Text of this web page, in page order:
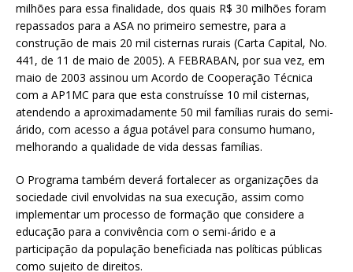
milhões para essa finalidade, dos quais R$ 30 milhões foram
repassados para a ASA no primeiro semestre, para a
construção de mais 20 mil cisternas rurais (Carta Capital, No.
441, de 11 de maio de 2005). A FEBRABAN, por sua vez, em
maio de 2003 assinou um Acordo de Cooperação Técnica
com a AP1MC para que esta construísse 10 mil cisternas,
atendendo a aproximadamente 50 mil famílias rurais do semi-
árido, com acesso a água potável para consumo humano,
melhorando a qualidade de vida dessas famílias.
O Programa também deverá fortalecer as organizações da
sociedade civil envolvidas na sua execução, assim como
implementar um processo de formação que considere a
educação para a convivência com o semi-árido e a
participação da população beneficiada nas políticas públicas
como sujeito de direitos.